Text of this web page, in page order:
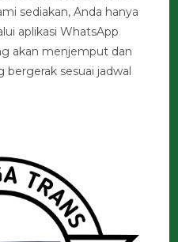
sediakan, Anda hanya
aplikasi WhatsApp
akan menjemput dan
sesuai jadwal